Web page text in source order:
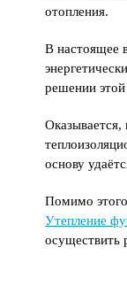
отопления.
В настоящее
решении
Оказывается,
основу
Помимо этого
Утепление
осуществить